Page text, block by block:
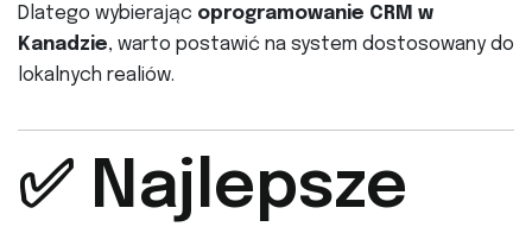
Dlatego wybierając oprogramowanie CRM w
Kanadzie, warto postawić na system dostosowany do
lokalnych realiów.
✅ Najlepsze